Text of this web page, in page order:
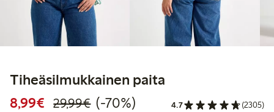
Tiheäsilmukkainen paita
8,99€ Alennettu hinta: 8,99 €
29,99€Normaalihinta: 29,99 €
70% alennus
(-70%) 4.7 (2305)